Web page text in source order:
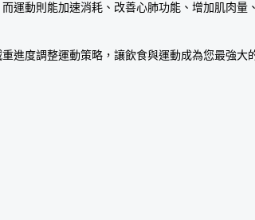
運動則能加速消耗、改善心肺功能、增加肌肉量
進度調整運動策略，讓飲食與運動成為您最強大